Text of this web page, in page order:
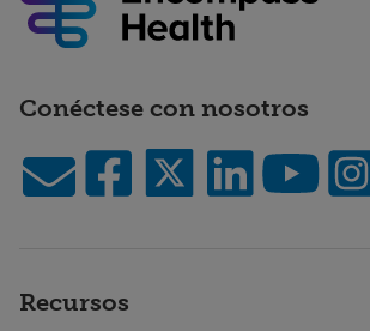
Conéctese con nosotros
Recursos